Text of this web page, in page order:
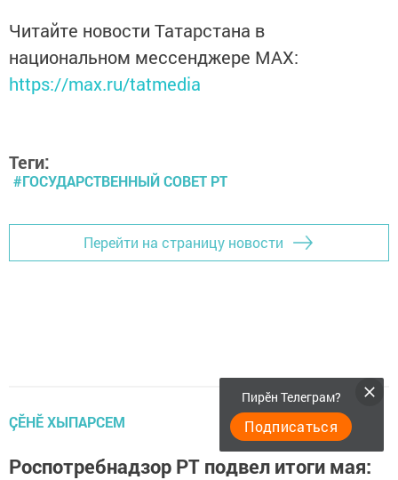
Читайте новости Татарстана в
национальном мессенджере MАХ:
https://max.ru/tatmedia
Теги:
#ГОСУДАРСТВЕННЫЙ СОВЕТ РТ
Перейти на страницу новости
ÇӖНӖ ХЫПАРСЕМ
Роспотребнадзор РТ подвел итоги мая:
Пирӗн Телеграм?
Подписаться